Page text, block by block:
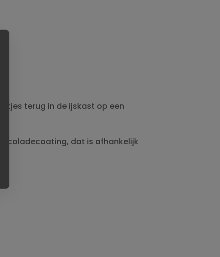
terug in de ijskast op een
dat is afhankelijk